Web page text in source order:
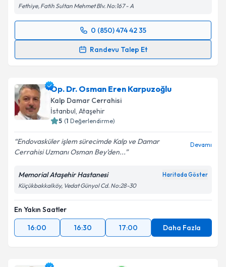
Fethiye, Fatih Sultan Mehmet Blv. No:167 - A
0 (850) 474 42 35
Randevu Talep Et
Randevu Takvimi Talebi
takvim hazırlandığında e-posta ile bilgilendireceğiz.
E-posta Adresiniz
Kişisel verilerimin işlenmesine ilişkin
kapsamda işlenmesini kabul ediyorum.
Op. Dr. Osman Eren Karpuzoğlu
Kalp Damar Cerrahisi
İstanbul, Ataşehir
5 (1 Değerlendirme)
Endovasküler işlem sürecimde Kalp ve Damar
Cerrahisi Uzmanı Osman Bey’den...
Devamı
Memorial Ataşehir Hastanesi Haritada Göster
Küçükbakkalköy, Vedat Günyol Cd. No:28-30
En Yakın Saatler
16:00
16:30 17:00 Daha Fazla